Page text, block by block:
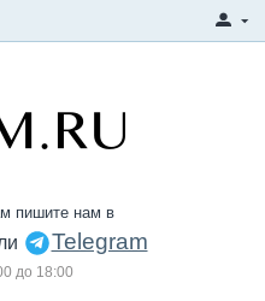
пишите нам в
Telegram
до 18:00